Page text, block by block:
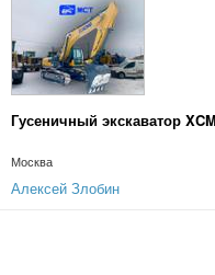
Гусеничный экскаватор
Москва
Алексей Злобин